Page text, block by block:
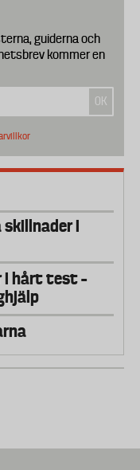
guiderna och
kommer en
skillnader i
i hårt test –